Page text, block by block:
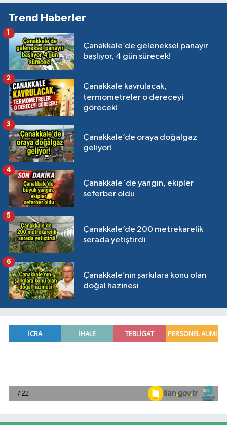
Trend Haberler
Çanakkale’de geleneksel panayır
başlıyor, 4 gün sürecek!
1
Çanakkale kavrulacak,
termometreler o dereceyi
görecek!
2
Çanakkale’de oraya doğalgaz
geliyor!
3
Çanakkale'de yangın, ekipler
seferber oldu
4
Çanakkale’de 200 metrekarelik
serada yetiştirdi
5
Çanakkale’nin şarkılara konu olan
doğal hazinesi
6